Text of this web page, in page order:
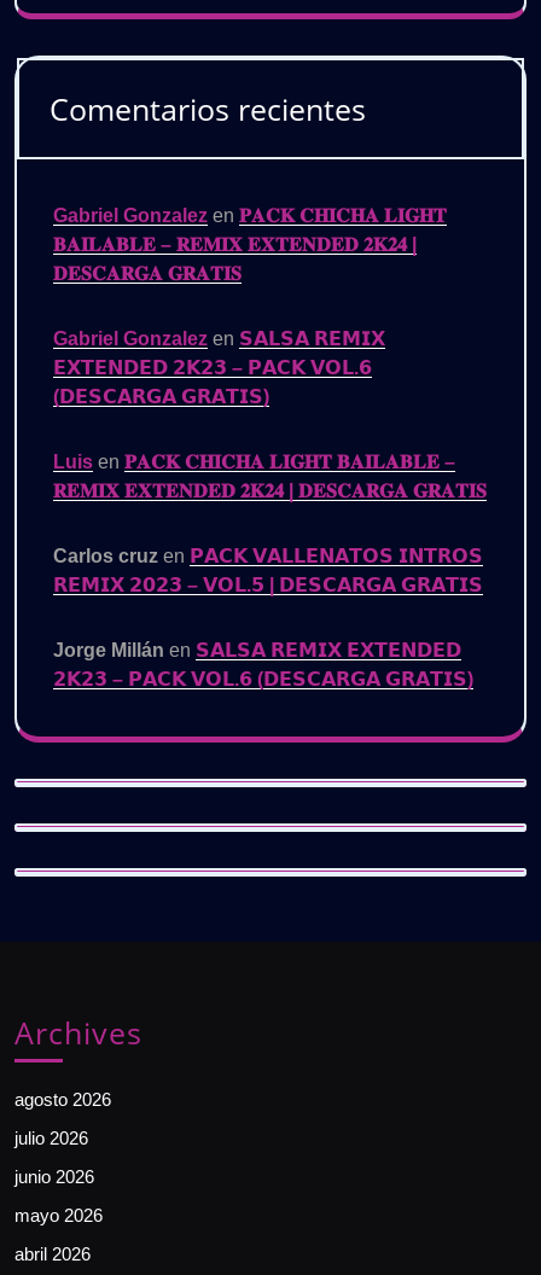
Comentarios recientes
Gabriel Gonzalez en 𝐏𝐀𝐂𝐊 𝐂𝐇𝐈𝐂𝐇𝐀 𝐋𝐈𝐆𝐇𝐓
𝐁𝐀𝐈𝐋𝐀𝐁𝐋𝐄 – 𝐑𝐄𝐌𝐈𝐗 𝐄𝐗𝐓𝐄𝐍𝐃𝐄𝐃 𝟐𝐊𝟐𝟒 |
𝐃𝐄𝐒𝐂𝐀𝐑𝐆𝐀 𝐆𝐑𝐀𝐓𝐈𝐒
Gabriel Gonzalez en 𝗦𝗔𝗟𝗦𝗔 𝗥𝗘𝗠𝗜𝗫
𝗘𝗫𝗧𝗘𝗡𝗗𝗘𝗗 𝟮𝗞𝟮𝟯 – 𝗣𝗔𝗖𝗞 𝗩𝗢𝗟.𝟲
(𝗗𝗘𝗦𝗖𝗔𝗥𝗚𝗔 𝗚𝗥𝗔𝗧𝗜𝗦)
Luis en 𝐏𝐀𝐂𝐊 𝐂𝐇𝐈𝐂𝐇𝐀 𝐋𝐈𝐆𝐇𝐓 𝐁𝐀𝐈𝐋𝐀𝐁𝐋𝐄 –
𝐑𝐄𝐌𝐈𝐗 𝐄𝐗𝐓𝐄𝐍𝐃𝐄𝐃 𝟐𝐊𝟐𝟒 | 𝐃𝐄𝐒𝐂𝐀𝐑𝐆𝐀 𝐆𝐑𝐀𝐓𝐈𝐒
Carlos cruz en 𝗣𝗔𝗖𝗞 𝗩𝗔𝗟𝗟𝗘𝗡𝗔𝗧𝗢𝗦 𝗜𝗡𝗧𝗥𝗢𝗦
𝗥𝗘𝗠𝗜𝗫 𝟮𝟬𝟮𝟯 – 𝗩𝗢𝗟.𝟱 | 𝗗𝗘𝗦𝗖𝗔𝗥𝗚𝗔 𝗚𝗥𝗔𝗧𝗜𝗦
Jorge Millán en 𝗦𝗔𝗟𝗦𝗔 𝗥𝗘𝗠𝗜𝗫 𝗘𝗫𝗧𝗘𝗡𝗗𝗘𝗗
𝟮𝗞𝟮𝟯 – 𝗣𝗔𝗖𝗞 𝗩𝗢𝗟.𝟲 (𝗗𝗘𝗦𝗖𝗔𝗥𝗚𝗔 𝗚𝗥𝗔𝗧𝗜𝗦)
Archives
agosto 2026
julio 2026
junio 2026
mayo 2026
abril 2026